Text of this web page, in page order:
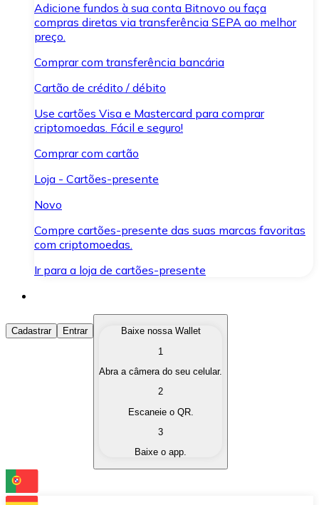
Adicione fundos à sua conta Bitnovo ou faça
compras diretas via transferência SEPA ao melhor
preço.
Comprar com transferência bancária
Cartão de crédito / débito
Use cartões Visa e Mastercard para comprar
criptomoedas. Fácil e seguro!
Comprar com cartão
Loja - Cartões-presente
Novo
Compre cartões-presente das suas marcas favoritas
com criptomoedas.
Ir para a loja de cartões-presente
Comprar Criptomoedas
Compre as criptomoedas de seu interesse de forma
Converta suas criptomoedas em moeda fiduciária
Troque uma criptomoeda por outra
Cadastrar Entrar
Baixe nossa Wallet
1
Abra a câmera do seu celular.
2
Escaneie o QR.
3
Baixe o app.